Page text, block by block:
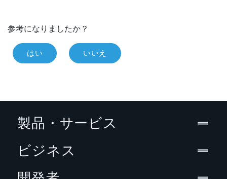
参考になりましたか？
はい いいえ
製品・サービス
ビジネス